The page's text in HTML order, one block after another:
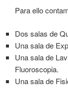
Para ello
Dos salas de
Una sala de
Una sala de
Fluoroscopia.
Una sala de